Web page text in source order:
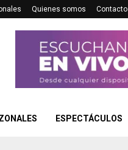
Quienes somos Contacto
ESPECTÁCULOS